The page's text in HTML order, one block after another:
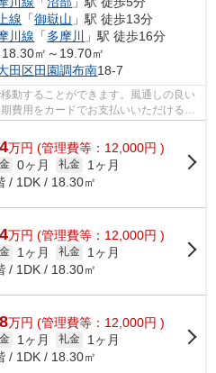
線 「御嶽山 」駅 徒歩13分
川線 「多摩川
」駅 徒歩16分
㎡～19.70㎡
田区田園調布南18-7
動することができます。風通しの良い
費用をカードでお支払いいただけるの
...
万円 (管理費等：12,000円 )
0ヶ月 礼金
1ヶ月
/ 1DK / 18.30㎡
万円 (管理費等：12,000円 )
1ヶ月 礼金
1ヶ月
/ 1DK / 18.30㎡
万円 (管理費等：12,000円 )
1ヶ月 礼金
1ヶ月
/ 1DK / 18.30㎡